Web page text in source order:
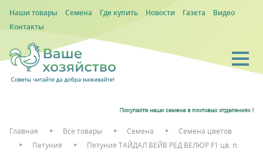
Наши товары Семена Где купить Новости Газета
Видео
Контакты
Главная Все товары Семена
Семена цветов
Петуния
Петуния ТАЙДАЛ ВЕЙВ РЕД ВЕЛЮР F1 цв. п.